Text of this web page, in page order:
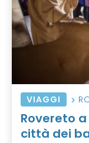
VIAGGI
Rovereto
città dei